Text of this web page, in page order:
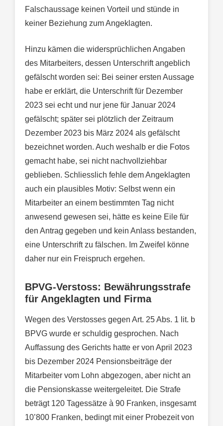
Falschaussage keinen Vorteil und stünde in
keiner Beziehung zum Angeklagten.
Hinzu kämen die widersprüchlichen Angaben
des Mitarbeiters, dessen Unterschrift angeblich
gefälscht worden sei: Bei seiner ersten Aussage
habe er erklärt, die Unterschrift für Dezember
2023 sei echt und nur jene für Januar 2024
gefälscht; später sei plötzlich der Zeitraum
Dezember 2023 bis März 2024 als gefälscht
bezeichnet worden. Auch weshalb er die Fotos
gemacht habe, sei nicht nachvollziehbar
geblieben. Schliesslich fehle dem Angeklagten
auch ein plausibles Motiv: Selbst wenn ein
Mitarbeiter an einem bestimmten Tag nicht
anwesend gewesen sei, hätte es keine Eile für
den Antrag gegeben und kein Anlass bestanden,
eine Unterschrift zu fälschen. Im Zweifel könne
daher nur ein Freispruch ergehen.
BPVG-Verstoss: Bewährungsstrafe
für Angeklagten und Firma
Wegen des Verstosses gegen Art. 25 Abs. 1 lit. b
BPVG wurde er schuldig gesprochen. Nach
Auffassung des Gerichts hatte er von April 2023
bis Dezember 2024 Pensionsbeiträge der
Mitarbeiter vom Lohn abgezogen, aber nicht an
die Pensionskasse weitergeleitet. Die Strafe
beträgt 120 Tagessätze à 90 Franken, insgesamt
10’800 Franken, bedingt mit einer Probezeit von